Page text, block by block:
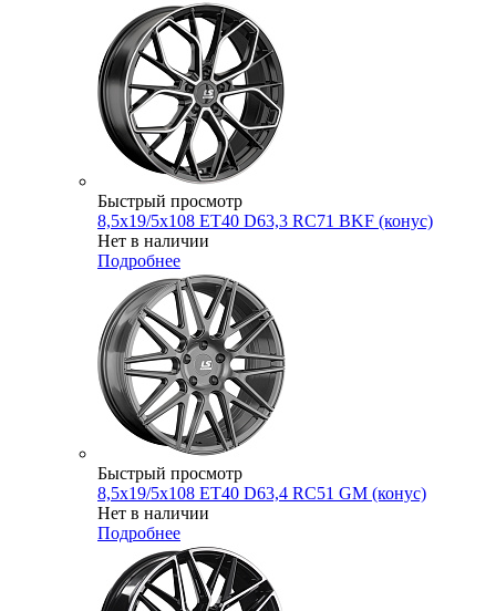
Быстрый просмотр
8,5x19/5x108 ET40 D63,3 RC71 BKF (конус)
Нет в наличии
Подробнее
Быстрый просмотр
8,5x19/5x108 ET40 D63,4 RC51 GM (конус)
Нет в наличии
Подробнее